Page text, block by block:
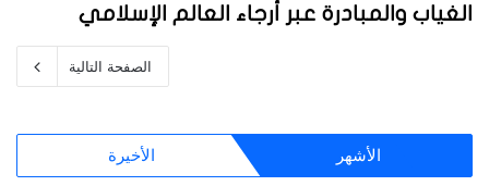
الغياب والمبادرة عبر أرجاء العالم الإسلامي
الصفحة التالية
الأشهر الأخيرة